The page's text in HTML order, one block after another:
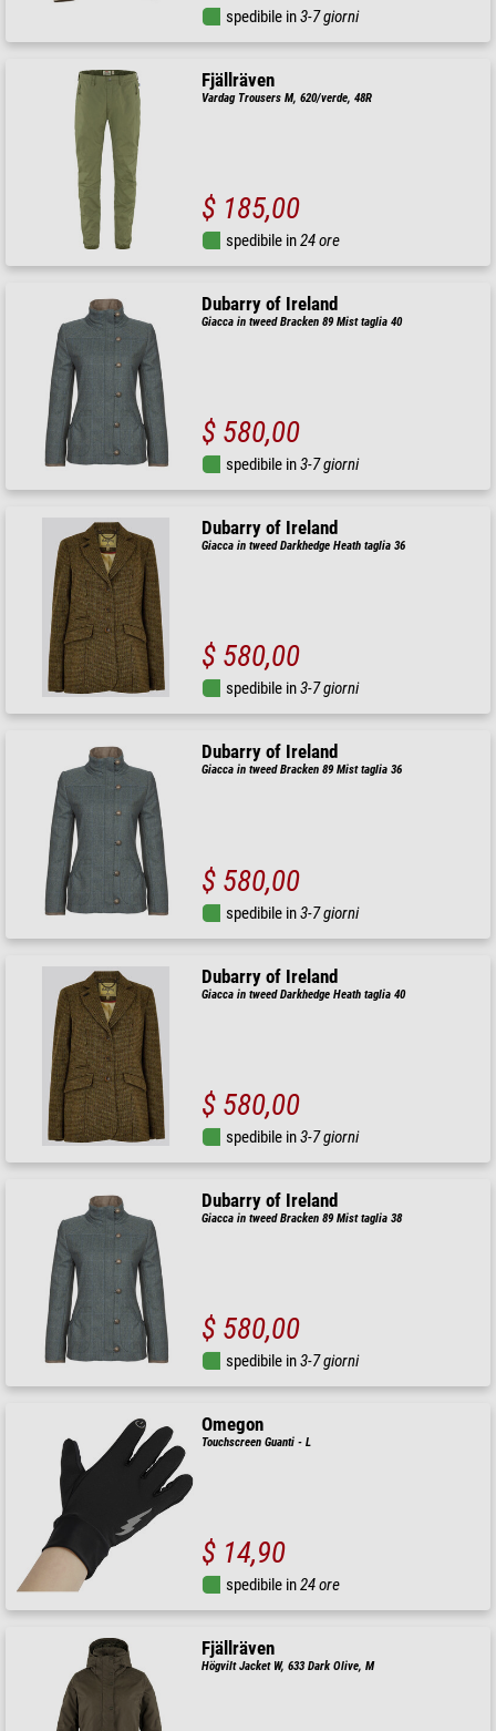
spedibile in3-7 giorni
Fjällräven
Vardag Trousers M, 620/verde, 48R
$ 185,00
spedibile in24 ore
Dubarry of Ireland
Giacca in tweed Bracken 89 Mist taglia 40
$ 580,00
spedibile in3-7 giorni
Dubarry of Ireland
Giacca in tweed Darkhedge Heath taglia 36
$ 580,00
spedibile in3-7 giorni
Dubarry of Ireland
Giacca in tweed Bracken 89 Mist taglia 36
$ 580,00
spedibile in3-7 giorni
Dubarry of Ireland
Giacca in tweed Darkhedge Heath taglia 40
$ 580,00
spedibile in3-7 giorni
Dubarry of Ireland
Giacca in tweed Bracken 89 Mist taglia 38
$ 580,00
spedibile in3-7 giorni
Omegon
Touchscreen Guanti - L
$ 14,90
spedibile in24 ore
Fjällräven
Högvilt Jacket W, 633 Dark Olive, M